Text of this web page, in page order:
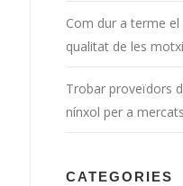
Com dur a terme
qualitat de les
Trobar proveïdors
nínxol per a
CATEGORIES